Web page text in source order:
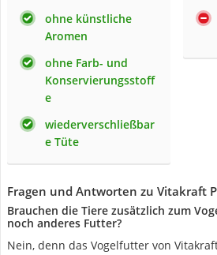
ohne künstliche
Aromen
ohne Farb- und
Konservierungsstoff
e
wiederverschließbar
e Tüte
Fragen und Antworten zu Vitakraft
Brauchen die Tiere zusätzlich zum
noch anderes Futter?
Nein, denn das Vogelfutter von